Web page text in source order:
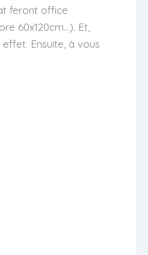
feront office
60x120cm…). Et,
Ensuite, à vous